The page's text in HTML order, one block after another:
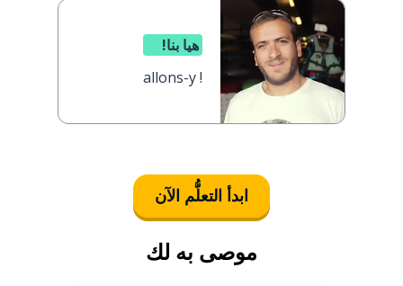
هيا بنا!
allons-y !
ابدأ التعلُّم الآن
موصى به لك